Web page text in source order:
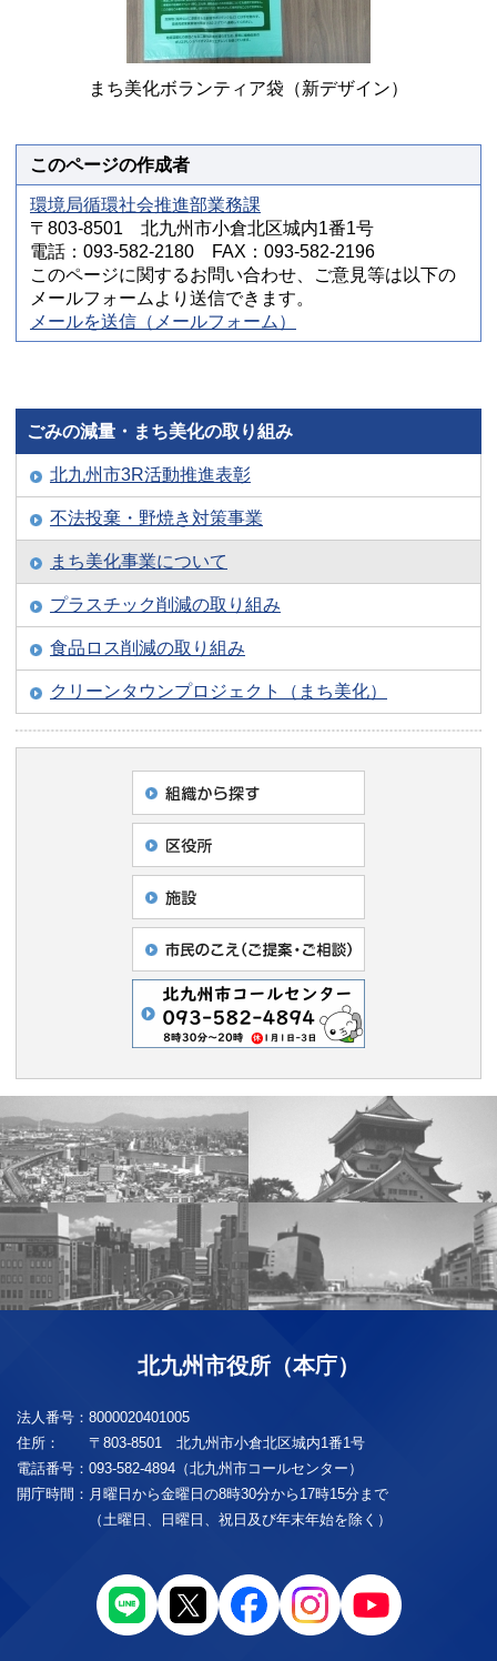
まち美化ボランティア袋（新デザイン）
このページの作成者
環境局循環社会推進部業務課
〒803-8501 北九州市小倉北区城内1番1号
電話：093-582-2180 FAX：093-582-2196
このページに関するお問い合わせ、ご意見等は以下の
メールフォームより送信できます。
メールを送信（メールフォーム）
ごみの減量・まち美化の取り組み
北九州市3R活動推進表彰
不法投棄・野焼き対策事業
まち美化事業について
プラスチック削減の取り組み
食品ロス削減の取り組み
クリーンタウンプロジェクト（まち美化）
北九州市役所（本庁）
法人番号： 8000020401005
住所：
〒803-8501 北九州市小倉北区城内1番1号
電話番号： 093-582-4894（北九州市コールセンター）
開庁時間： 月曜日から金曜日の8時30分から17時15分まで
（土曜日、日曜日、祝日及び年末年始を除く）